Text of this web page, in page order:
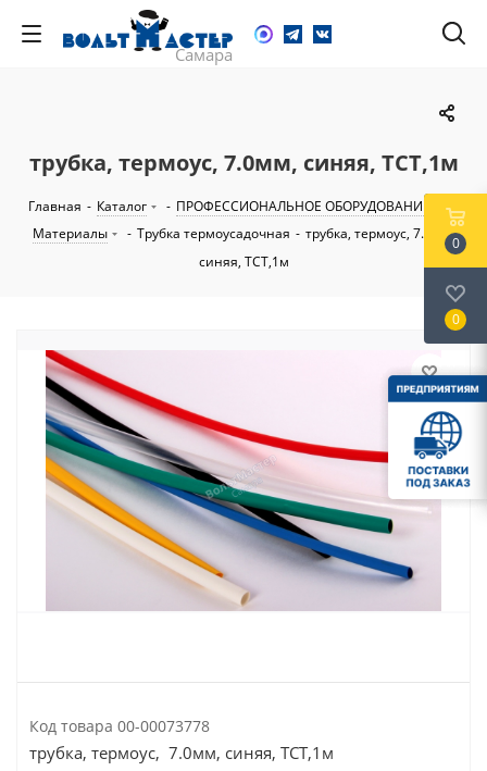
трубка, термоус, 7.0мм, синяя, TCT,1м
Главная - Каталог - ПРОФЕССИОНАЛЬНОЕ ОБОРУДОВАНИЕ
-
Материалы
- Трубка термоусадочная - трубка, термоус, 7.0мм,
синяя, TCT,1м
Код товара 00-00073778
трубка, термоус, 7.0мм, синяя, TCT,1м
0
0